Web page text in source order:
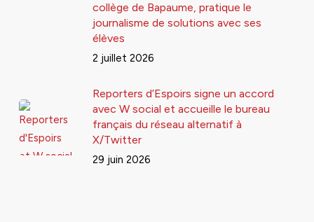
collège de Bapaume, pratique le
journalisme de solutions avec ses
élèves
2 juillet 2026
Reporters d’Espoirs signe un accord
avec W social et accueille le bureau
français du réseau alternatif à
X/Twitter
29 juin 2026